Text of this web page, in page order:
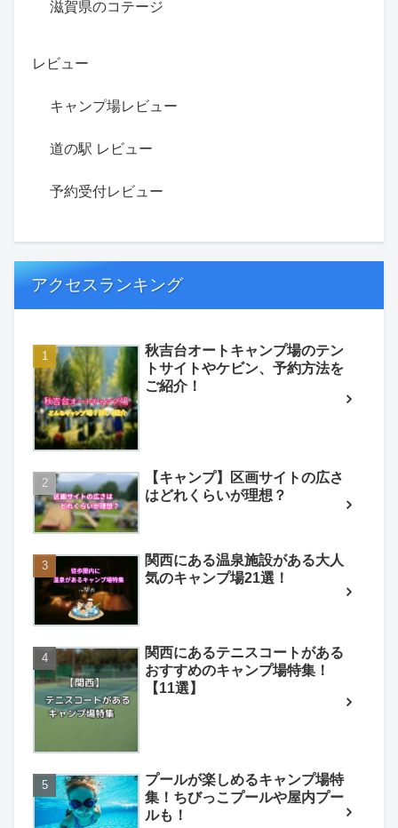
滋賀県のコテージ
レビュー
キャンプ場レビュー
道の駅 レビュー
予約受付レビュー
アクセスランキング
秋吉台オートキャンプ場のテン
トサイトやケビン、予約方法を
ご紹介！
【キャンプ】区画サイトの広さ
はどれくらいが理想？
関西にある温泉施設がある大人
気のキャンプ場21選！
関西にあるテニスコートがある
おすすめのキャンプ場特集！
【11選】
プールが楽しめるキャンプ場特
集！ちびっこプールや屋内プー
ルも！